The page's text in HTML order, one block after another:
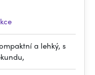
a lehký, s